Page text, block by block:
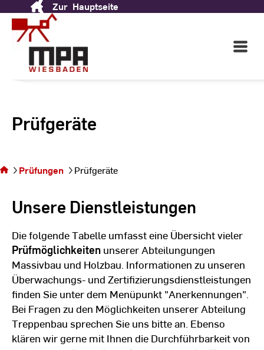
Content
Zur Hauptseite
Open
Main
Prüfgeräte
sich aufPrüfungen Prüfgeräte
Unsere Dienstleistungen
Die folgende Tabelle umfasst eine Übersicht vieler
Prüfmöglichkeiten unserer Abteilungungen
Massivbau und Holzbau. Informationen zu unseren
Überwachungs- und Zertifizierungsdienstleistungen
finden Sie unter dem Menüpunkt "Anerkennungen".
Bei Fragen zu den Möglichkeiten unserer Abteilung
Treppenbau sprechen Sie uns bitte an. Ebenso
klären wir gerne mit Ihnen die Durchführbarkeit von